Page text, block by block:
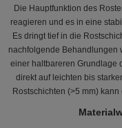
Die Hauptfunktion des
reagieren und es in eine
Es dringt tief in die
nachfolgende Behandlungen
einer haltbareren Grundlage
direkt auf leichten bis
Rostschichten (>5 mm)